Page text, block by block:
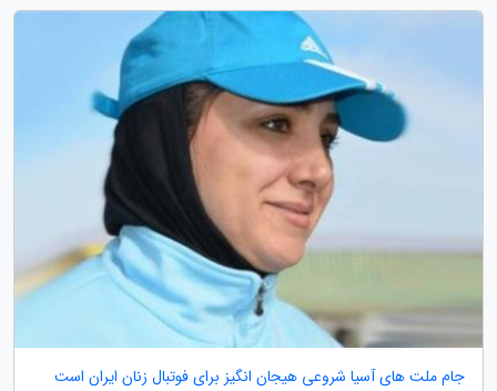
جام ملت های آسیا شروعی هیجان انگیز برای فوتبال زنان ایران است